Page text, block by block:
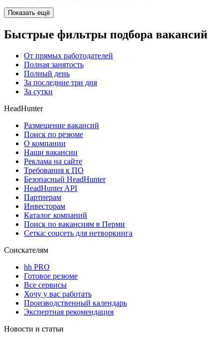
Показать ещё
Быстрые фильтры подбора вакансий
От прямых работодателей
Полная занятость
Полный день
За последние три дня
За сутки
HeadHunter
Размещение вакансий
Поиск по резюме
О компании
Наши вакансии
Реклама на сайте
Требования к ПО
Безопасный HeadHunter
HeadHunter API
Партнерам
Инвесторам
Каталог компаний
Поиск по вакансиям в Перми
Сетка: соцсеть для нетворкинга
Соискателям
hh PRO
Готовое резюме
Все сервисы
Хочу у вас работать
Производственный календарь
Экспертная рекомендация
Новости и статьи